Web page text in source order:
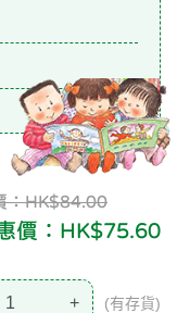
：HK$84.00
價：HK$75.60
+ (有存貨)